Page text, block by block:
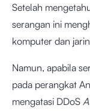
Setelah
serangan ini
komputer dan
Namun, apabila
pada perangkat
mengatasi DDoS